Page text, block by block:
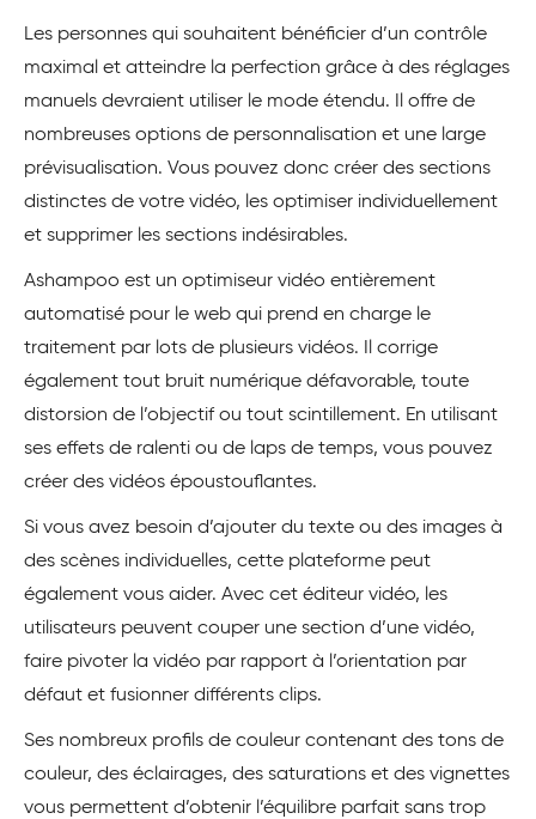
Les personnes qui souhaitent bénéficier d’un contrôle
maximal et atteindre la perfection grâce à des réglages
manuels devraient utiliser le mode étendu. Il offre de
nombreuses options de personnalisation et une large
prévisualisation. Vous pouvez donc créer des sections
distinctes de votre vidéo, les optimiser individuellement
et supprimer les sections indésirables.
Ashampoo est un optimiseur vidéo entièrement
automatisé pour le web qui prend en charge le
traitement par lots de plusieurs vidéos. Il corrige
également tout bruit numérique défavorable, toute
distorsion de l’objectif ou tout scintillement. En utilisant
ses effets de ralenti ou de laps de temps, vous pouvez
créer des vidéos époustouflantes.
Si vous avez besoin d’ajouter du texte ou des images à
des scènes individuelles, cette plateforme peut
également vous aider. Avec cet éditeur vidéo, les
utilisateurs peuvent couper une section d’une vidéo,
faire pivoter la vidéo par rapport à l’orientation par
défaut et fusionner différents clips.
Ses nombreux profils de couleur contenant des tons de
couleur, des éclairages, des saturations et des vignettes
vous permettent d’obtenir l’équilibre parfait sans trop